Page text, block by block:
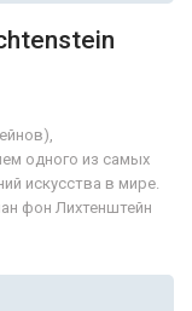
одного из самых
искусства в мире.
фон Лихтенштейн